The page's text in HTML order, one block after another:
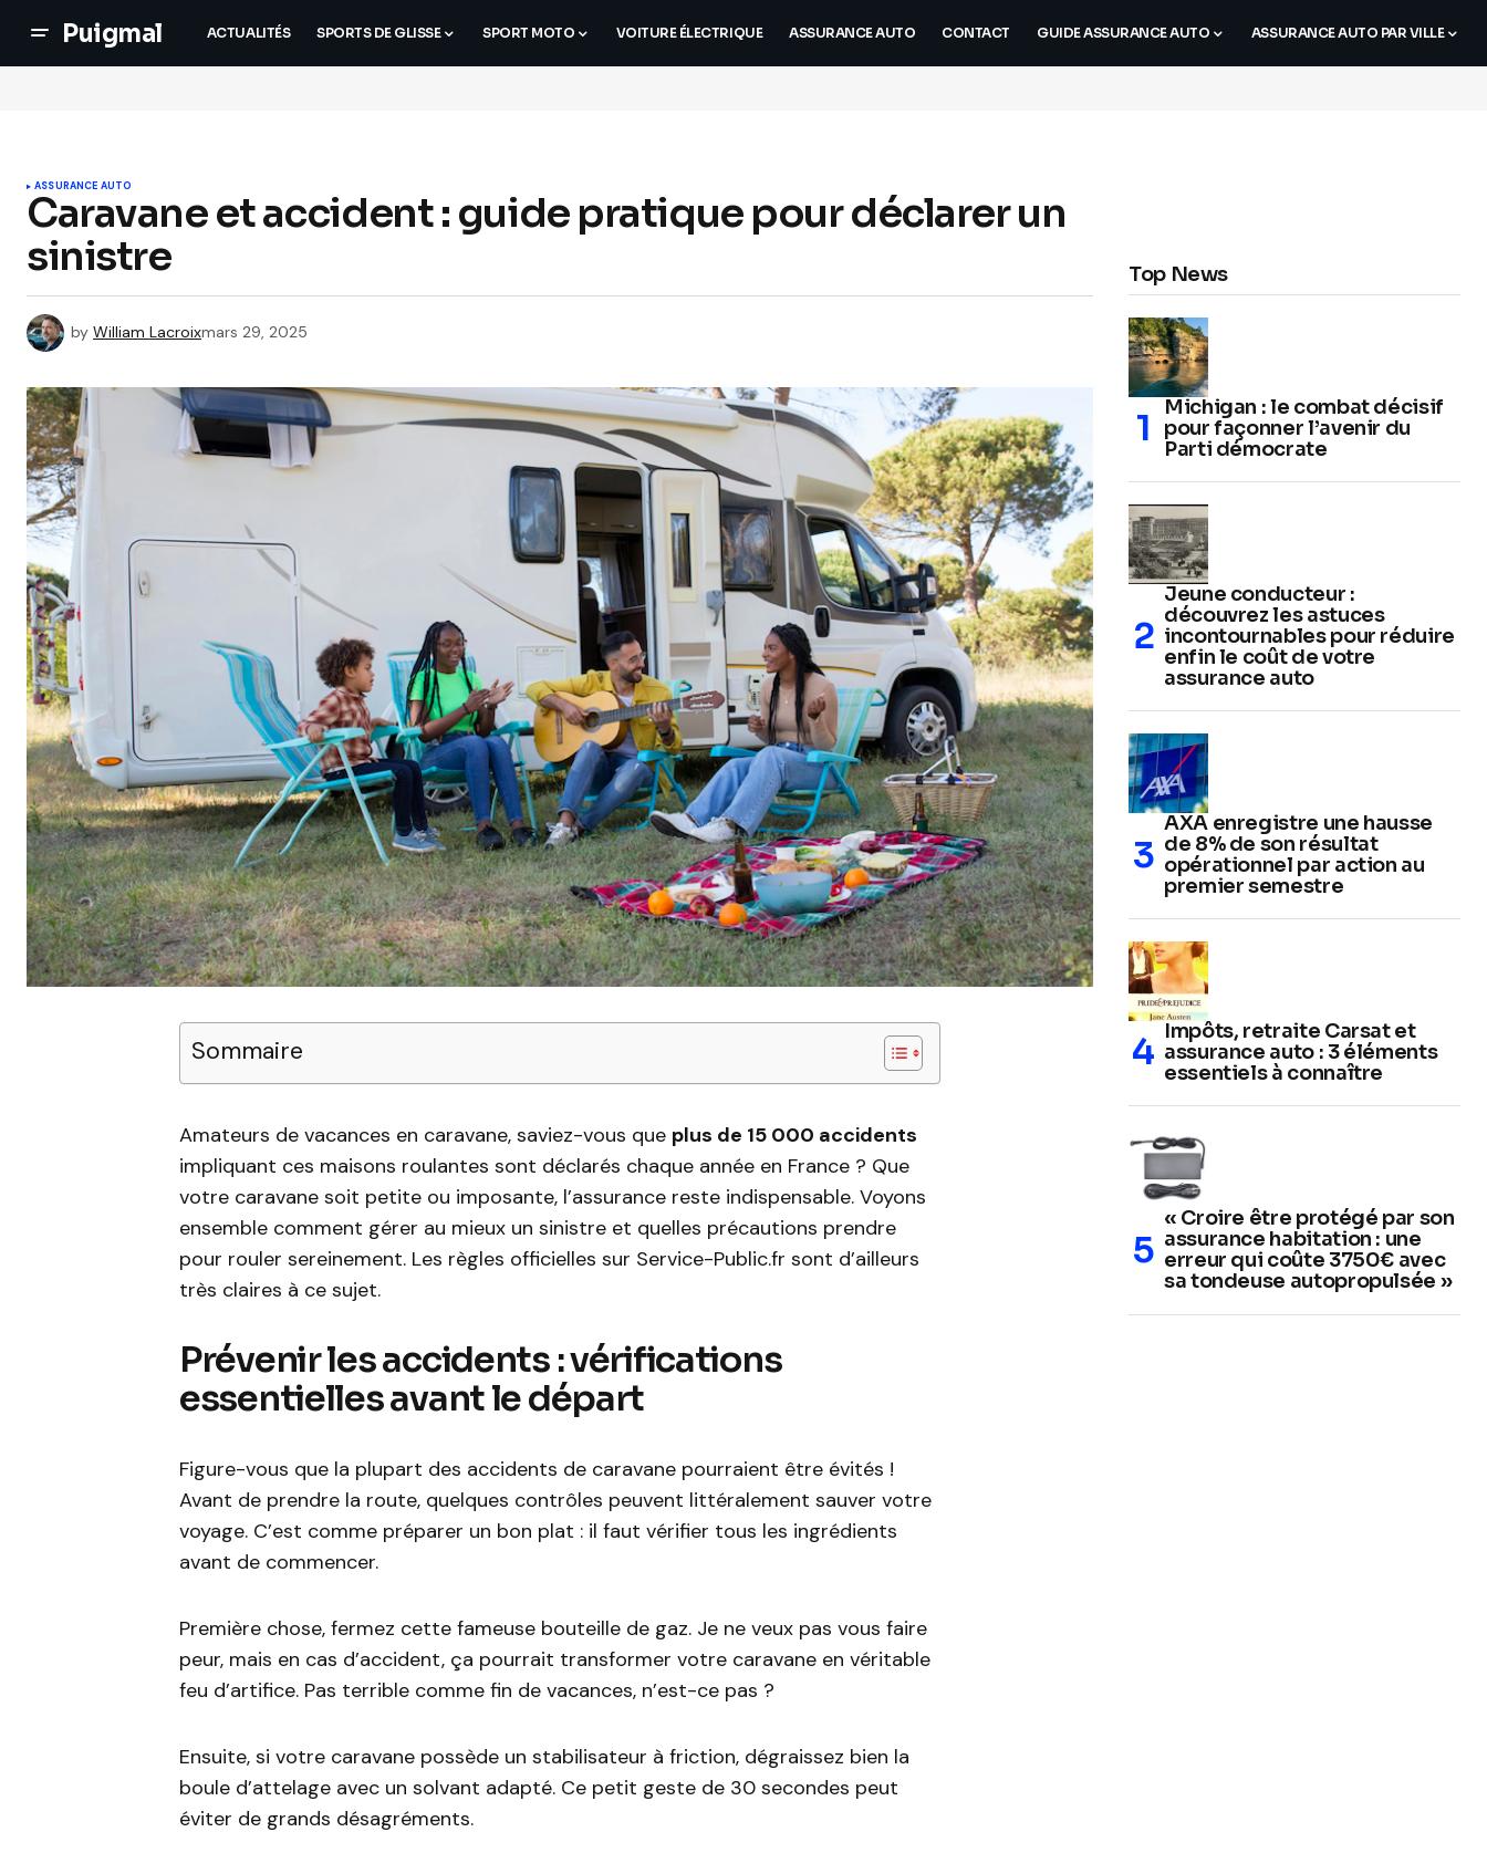
Puigmal ACTUALITÉS SPORTS DE GLISSE SPORT MOTO VOITURE ÉLECTRIQUE ASSURANCE AUTO CONTACT GUIDE ASSURANCE AUTO ASSURANCE AUTO PAR VILLE
ASSURANCE AUTO
Caravane et accident : guide pratique pour déclarer un
sinistre
by William Lacroixmars 29, 2025
Sommaire
Amateurs de vacances en caravane, saviez-vous que plus de 15 000 accidents
impliquant ces maisons roulantes sont déclarés chaque année en France ? Que
votre caravane soit petite ou imposante, l’assurance reste indispensable. Voyons
ensemble comment gérer au mieux un sinistre et quelles précautions prendre
pour rouler sereinement. Les règles officielles sur Service-Public.fr sont d’ailleurs
très claires à ce sujet.
Prévenir les accidents : vérifications
essentielles avant le départ
Figure-vous que la plupart des accidents de caravane pourraient être évités !
Avant de prendre la route, quelques contrôles peuvent littéralement sauver votre
voyage. C’est comme préparer un bon plat : il faut vérifier tous les ingrédients
avant de commencer.
Première chose, fermez cette fameuse bouteille de gaz. Je ne veux pas vous faire
peur, mais en cas d’accident, ça pourrait transformer votre caravane en véritable
feu d’artifice. Pas terrible comme fin de vacances, n’est-ce pas ?
Ensuite, si votre caravane possède un stabilisateur à friction, dégraissez bien la
boule d’attelage avec un solvant adapté. Ce petit geste de 30 secondes peut
éviter de grands désagréments.
Top News
Michigan : le combat décisif
pour façonner l’avenir du
Parti démocrate
Jeune conducteur :
découvrez les astuces
incontournables pour réduire
enfin le coût de votre
assurance auto
AXA enregistre une hausse
de 8% de son résultat
opérationnel par action au
premier semestre
Impôts, retraite Carsat et
assurance auto : 3 éléments
essentiels à connaître
« Croire être protégé par son
assurance habitation : une
erreur qui coûte 3750€ avec
sa tondeuse autopropulsée »